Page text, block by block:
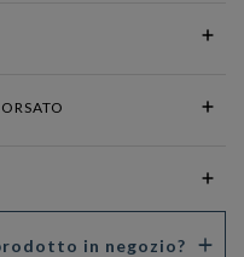
in negozio?